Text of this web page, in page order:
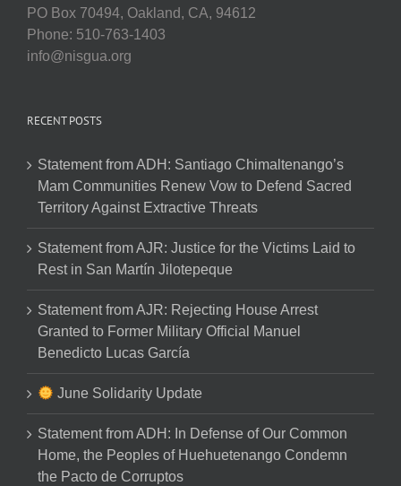
PO Box 70494, Oakland, CA, 94612
Phone: 510-763-1403
info@nisgua.org
RECENT POSTS
Statement from ADH: Santiago Chimaltenango’s
Mam Communities Renew Vow to Defend Sacred
Territory Against Extractive Threats
Statement from AJR: Justice for the Victims Laid to
Rest in San Martín Jilotepeque
Statement from AJR: Rejecting House Arrest
Granted to Former Military Official Manuel
Benedicto Lucas García
June Solidarity Update
Statement from ADH: In Defense of Our Common
Home, the Peoples of Huehuetenango Condemn
the Pacto de Corruptos